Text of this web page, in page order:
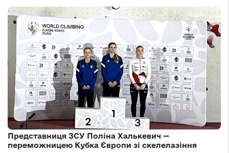
Представниця ЗСУ Поліна Халькевич —
переможницею Кубка Європи зі скелелазіння